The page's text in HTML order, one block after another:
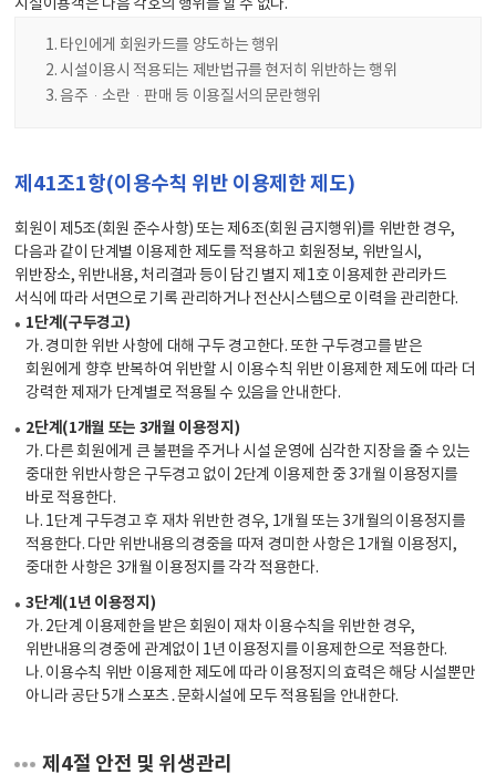
시설이용객은 다음 각호의 행위를 할 수 없다.
타인에게 회원카드를 양도하는 행위
시설이용시 적용되는 제반법규를 현저히 위반하는 행위
음주·소란·판매 등 이용질서의 문란행위
제41조1항(이용수칙 위반 이용제한 제도)
회원이 제5조(회원 준수사항) 또는 제6조(회원 금지행위)를 위반한 경우,
다음과 같이 단계별 이용제한 제도를 적용하고 회원정보, 위반일시,
위반장소, 위반내용, 처리결과 등이 담긴 별지 제1호 이용제한 관리카드
서식에 따라 서면으로 기록 관리하거나 전산시스템으로 이력을 관리한다.
1단계(구두경고)
가. 경미한 위반 사항에 대해 구두 경고한다. 또한 구두경고를 받은
회원에게 향후 반복하여 위반할 시 이용수칙 위반 이용제한 제도에 따라 더
강력한 제재가 단계별로 적용될 수 있음을 안내한다.
2단계(1개월 또는 3개월 이용정지)
가. 다른 회원에게 큰 불편을 주거나 시설 운영에 심각한 지장을 줄 수 있는
중대한 위반사항은 구두경고 없이 2단계 이용제한 중 3개월 이용정지를
바로 적용한다.
나. 1단계 구두경고 후 재차 위반한 경우, 1개월 또는 3개월의 이용정지를
적용한다. 다만 위반내용의 경중을 따져 경미한 사항은 1개월 이용정지,
중대한 사항은 3개월 이용정지를 각각 적용한다.
3단계(1년 이용정지)
가. 2단계 이용제한을 받은 회원이 재차 이용수칙을 위반한 경우,
위반내용의 경중에 관계없이 1년 이용정지를 이용제한으로 적용한다.
나. 이용수칙 위반 이용제한 제도에 따라 이용정지의 효력은 해당 시설뿐만
아니라 공단 5개 스포츠․문화시설에 모두 적용됨을 안내한다.
제4절 안전 및 위생관리